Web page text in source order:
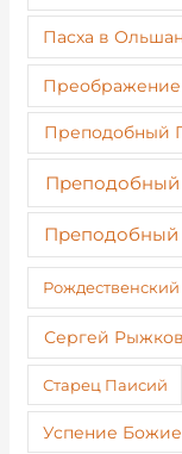
Пасха в
Преображение
Преподобный
Преподобный
Рождественский
Сергей Рыжков
Старец Паисий
Успение